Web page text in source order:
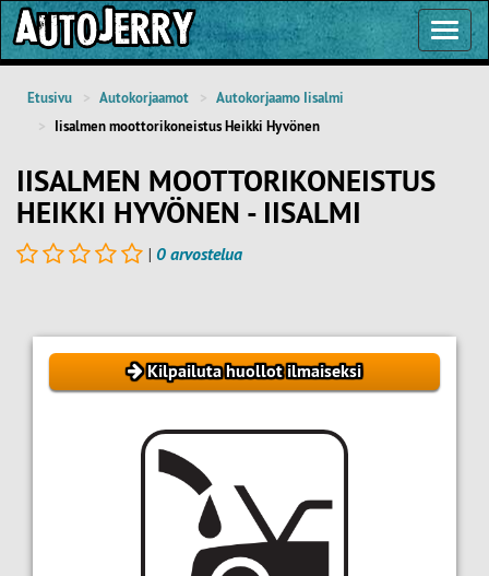
Etusivu Autokorjaamot
Autokorjaamo Iisalmi
Iisalmen moottorikoneistus Heikki Hyvönen
IISALMEN MOOTTORIKONEISTUS
HEIKKI HYVÖNEN - IISALMI
| 0 arvostelua
Kilpailuta huollot ilmaiseksi